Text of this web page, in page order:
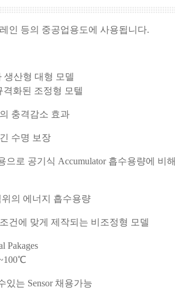
인 등의 중공업용도에 사용됩니다.
생산형 대형 모델
격화된 조정형 모텔
충격감소 효과
수명 보장
으로 공기식 Accumulator 흡수용량에 비해
의 에너지 흡수용량
건에 맞게 제작되는 비조정형 모델
Pakages
는 Sensor 채용가능